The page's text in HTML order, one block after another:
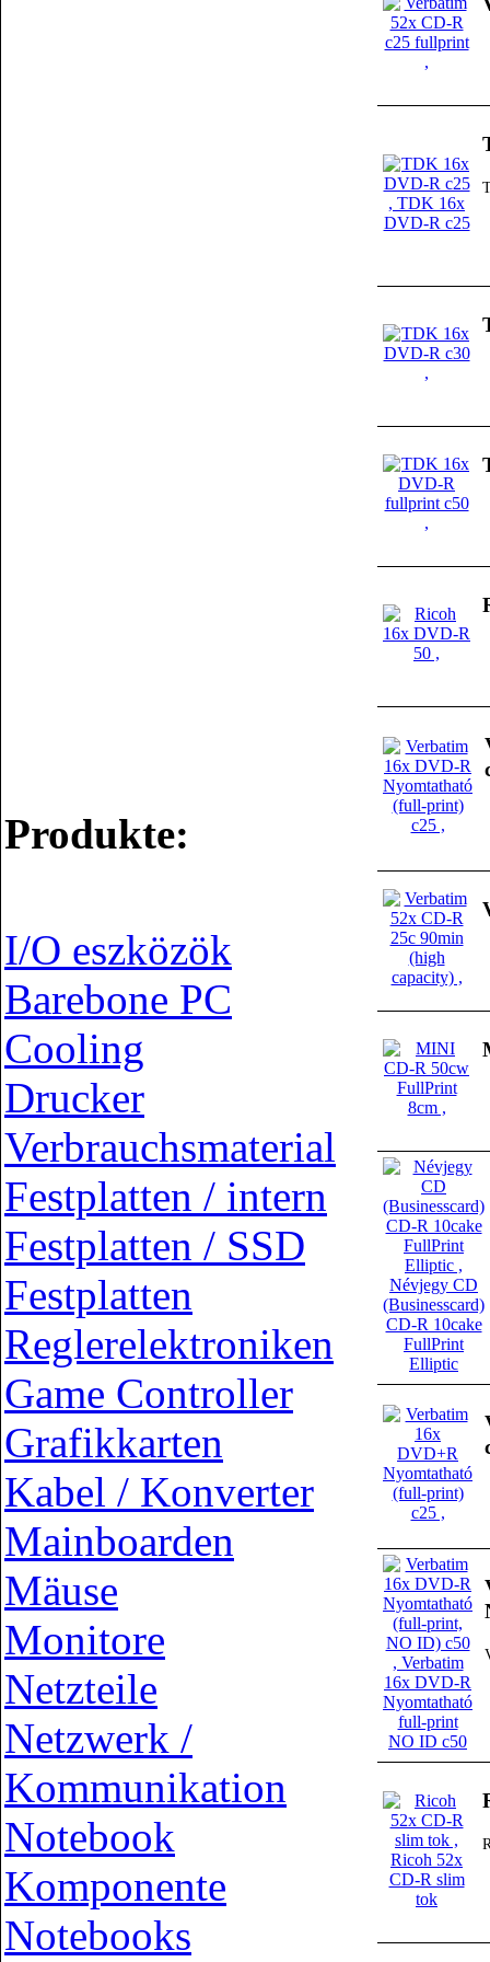
Produkte:
I/O eszközök
Barebone PC
Cooling
Drucker
Verbrauchsmaterial
Festplatten / intern
Festplatten / SSD
Festplatten
Reglerelektroniken
Game Controller
Grafikkarten
Kabel / Konverter
Mainboarden
Mäuse
Monitore
Netzteile
Netzwerk /
Kommunikation
Notebook
Komponente
Notebooks